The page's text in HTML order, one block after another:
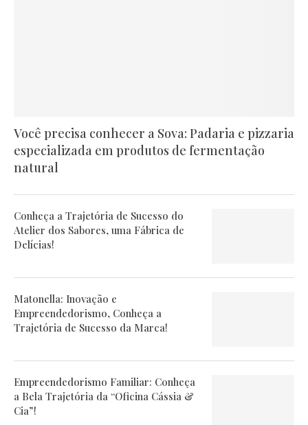
Você precisa conhecer a Sova: Padaria e pizzaria
especializada em produtos de fermentação
natural
Conheça a Trajetória de Sucesso do
Atelier dos Sabores, uma Fábrica de
Delícias!
Matonella: Inovação e
Empreendedorismo, Conheça a
Trajetória de Sucesso da Marca!
Empreendedorismo Familiar: Conheça
a Bela Trajetória da “Oficina Cássia &
Cia”!